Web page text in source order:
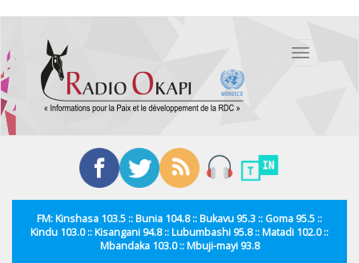
contenu
principal
Toggle
FM: Kinshasa 103.5 :: Bunia 104.8 :: Bukavu 95.3 :: Goma 95.5 ::
Kindu 103.0 :: Kisangani 94.8 :: Lubumbashi 95.8 :: Matadi 102.0 ::
Mbandaka 103.0 :: Mbuji-mayi 93.8